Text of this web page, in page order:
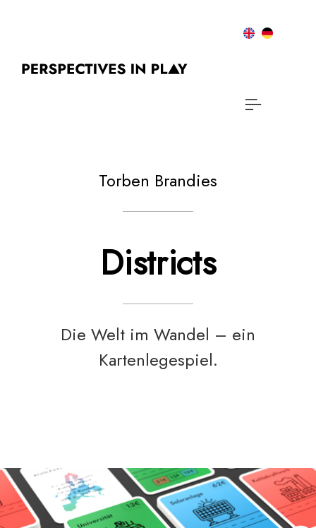
Torben Brandies
Districts
Die Welt im Wandel – ein
Kartenlegespiel.